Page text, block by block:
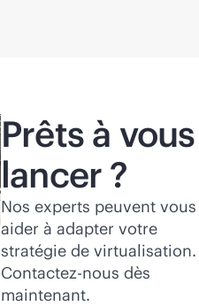
Prêts à vous
lancer ?
Nos experts peuvent vous
aider à adapter votre
stratégie de virtualisation.
Contactez-nous dès
maintenant.